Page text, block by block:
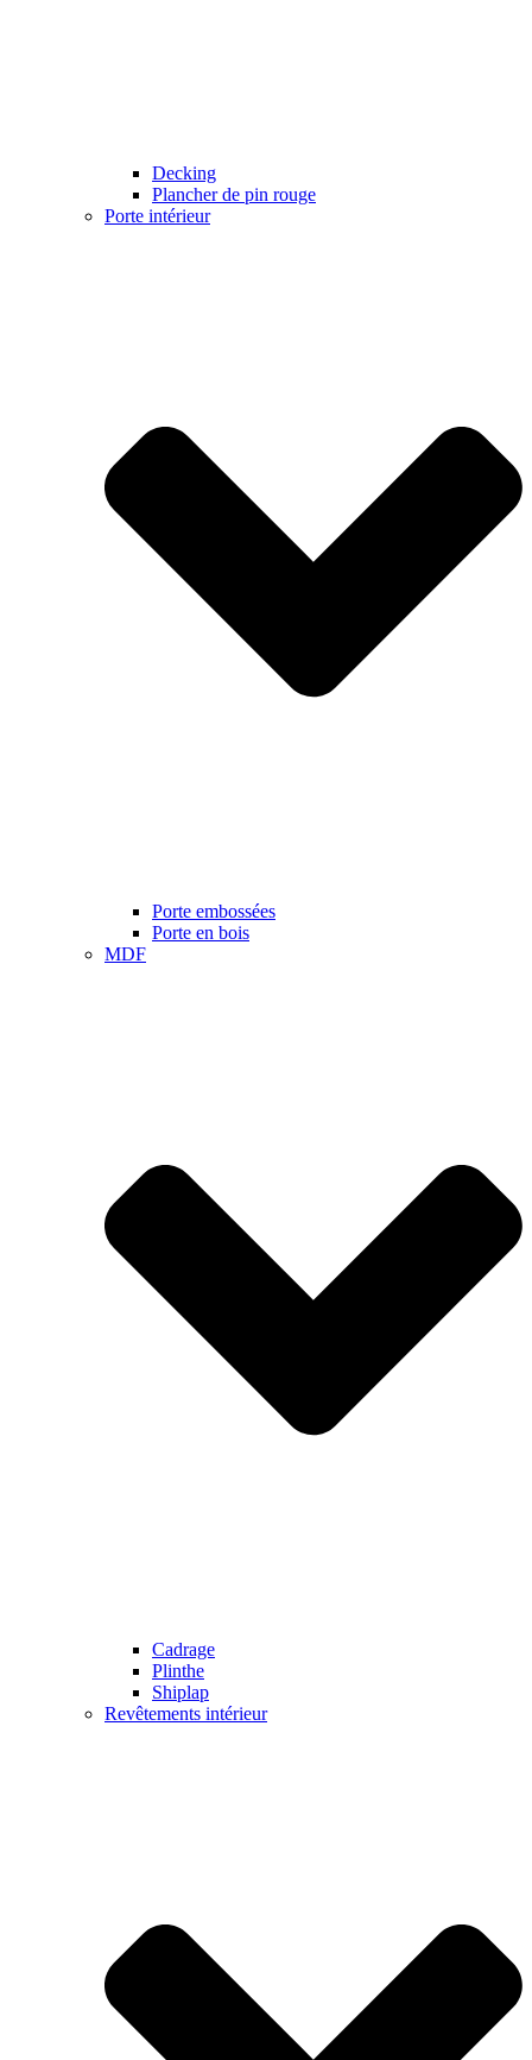
Decking
Plancher de pin rouge
Porte intérieur
Porte embossées
Porte en bois
MDF
Cadrage
Plinthe
Shiplap
Revêtements intérieur